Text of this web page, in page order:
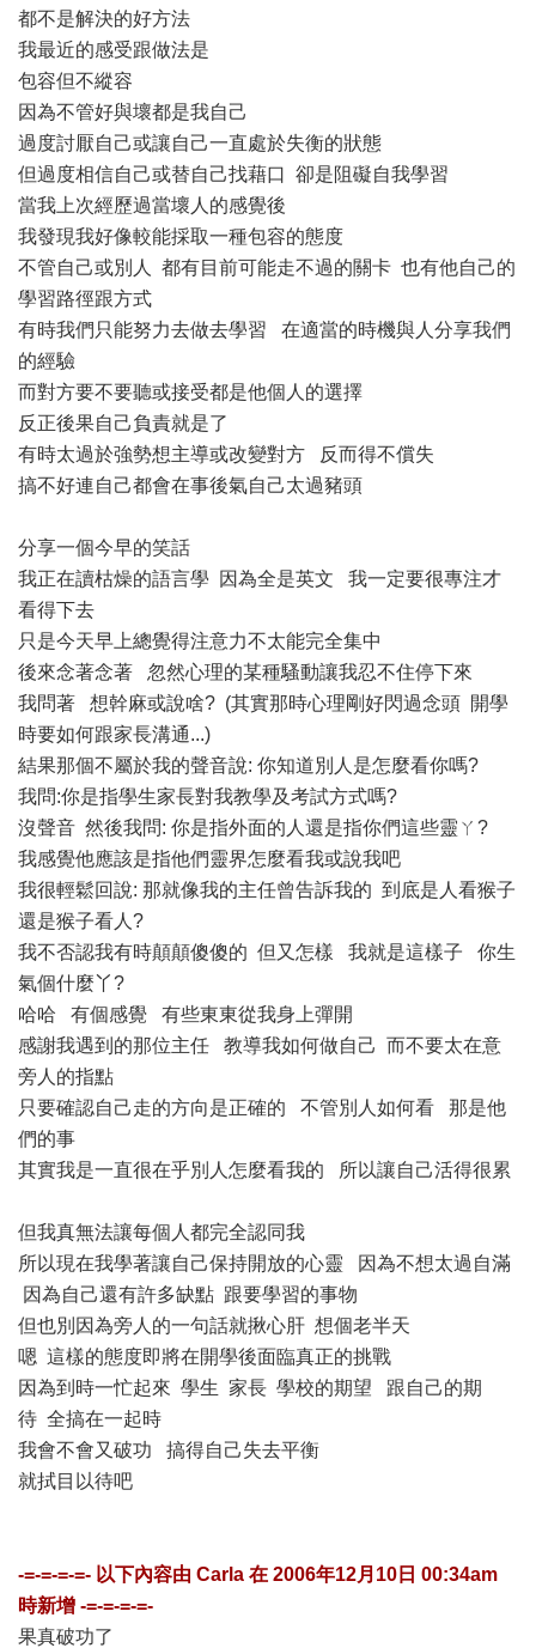
都不是解決的好方法
我最近的感受跟做法是
包容但不縱容
因為不管好與壞都是我自己
過度討厭自己或讓自己一直處於失衡的狀態
但過度相信自己或替自己找藉口 卻是阻礙自我學習
當我上次經歷過當壞人的感覺後
我發現我好像較能採取一種包容的態度
不管自己或別人 都有目前可能走不過的關卡 也有他自己的
學習路徑跟方式
有時我們只能努力去做去學習 在適當的時機與人分享我們
的經驗
而對方要不要聽或接受都是他個人的選擇
反正後果自己負責就是了
有時太過於強勢想主導或改變對方 反而得不償失
搞不好連自己都會在事後氣自己太過豬頭
分享一個今早的笑話
我正在讀枯燥的語言學 因為全是英文 我一定要很專注才
看得下去
只是今天早上總覺得注意力不太能完全集中
後來念著念著 忽然心理的某種騷動讓我忍不住停下來
我問著 想幹麻或說啥? (其實那時心理剛好閃過念頭 開學
時要如何跟家長溝通...)
結果那個不屬於我的聲音說: 你知道別人是怎麼看你嗎?
我問:你是指學生家長對我教學及考試方式嗎?
沒聲音 然後我問: 你是指外面的人還是指你們這些靈ㄚ?
我感覺他應該是指他們靈界怎麼看我或說我吧
我很輕鬆回說: 那就像我的主任曾告訴我的 到底是人看猴子
還是猴子看人?
我不否認我有時顛顛傻傻的 但又怎樣 我就是這樣子 你生
氣個什麼丫?
哈哈 有個感覺 有些東東從我身上彈開
感謝我遇到的那位主任 教導我如何做自己 而不要太在意
旁人的指點
只要確認自己走的方向是正確的 不管別人如何看 那是他
們的事
其實我是一直很在乎別人怎麼看我的 所以讓自己活得很累
但我真無法讓每個人都完全認同我
所以現在我學著讓自己保持開放的心靈 因為不想太過自滿
因為自己還有許多缺點 跟要學習的事物
但也別因為旁人的一句話就揪心肝 想個老半天
嗯 這樣的態度即將在開學後面臨真正的挑戰
因為到時一忙起來 學生 家長 學校的期望 跟自己的期
待 全搞在一起時
我會不會又破功 搞得自己失去平衡
就拭目以待吧
-=-=-=-=- 以下內容由 Carla 在 2006年12月10日 00:34am
時新增 -=-=-=-=-
果真破功了